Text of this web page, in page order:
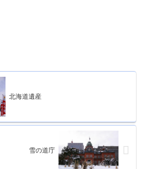
北海道遺産
雪の道庁